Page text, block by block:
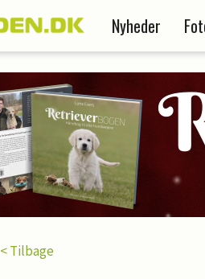
Nyheder
< Tilbage